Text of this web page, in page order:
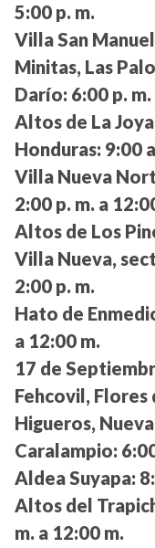
5:00 p. m.
Villa San
Minitas, Las
Darío: 6:00 p.
Altos de La
Honduras: 9:00
Villa Nueva
2:00 p. m. a
Altos de Los
Villa Nueva,
2:00 p. m.
Hato de
a 12:00 m.
17 de
Fehcovil,
Higueros,
Caralampio:
Aldea Suyapa:
Altos del
m. a 12:00 m.